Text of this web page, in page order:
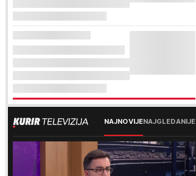
NAJNOVIJENAJGLEDANIJE